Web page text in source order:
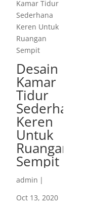
Desain
Kamar
Tidur
Sederhana
Keren
Untuk
Ruangan
Sempit
admin |
Oct 13, 2020